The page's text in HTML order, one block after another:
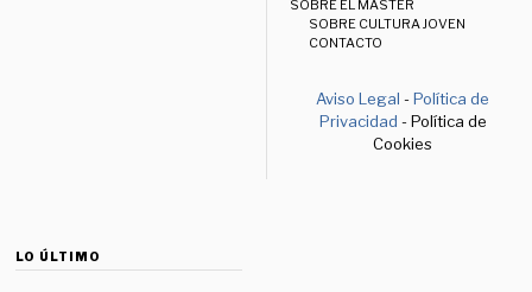
SOBRE EL MÁSTER
SOBRE CULTURA JOVEN
CONTACTO
Aviso Legal -Política de
Privacidad - Política de
Cookies
LO ÚLTIMO